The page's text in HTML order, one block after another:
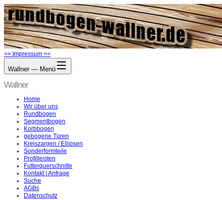
>> Impressum <<
Wallner — Menü
Wallner
Home
Wir über uns
Rundbogen
Segmentbogen
Korbbogen
gebogene Türen
Kreiszargen / Ellipsen
Sonderformteile
Profilleisten
Futterquerschnitte
Kontakt | Anfrage
Suche
AGBs
Datenschutz